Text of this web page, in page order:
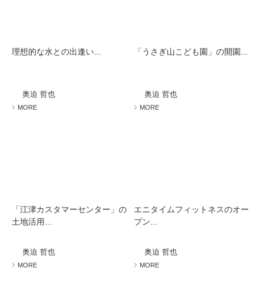
理想的な水との出逢い...
奥迫 哲也
MORE
「うさぎ山こども園」の開園...
奥迫 哲也
MORE
「江津カスタマーセンター」の
土地活用...
奥迫 哲也
MORE
エニタイムフィットネスのオー
プン...
奥迫 哲也
MORE